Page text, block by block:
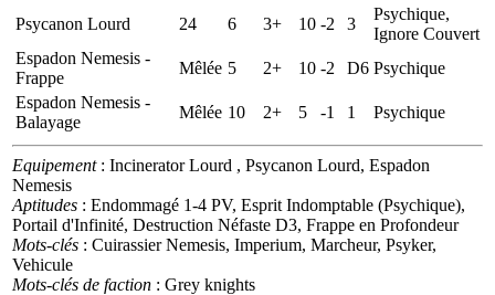
Psycanon Lourd
24 6 3+ 10 -2 3
Psychique,
Ignore Couvert
Espadon Nemesis -
Frappe
Mêlée 5 2+ 10 -2 D6 Psychique
Espadon Nemesis -
Balayage
Mêlée 10 2+ 5 -1 1 Psychique
Equipement: Incinerator Lourd , Psycanon Lourd, Espadon
Nemesis
Aptitudes : Endommagé 1-4 PV, Esprit Indomptable (Psychique),
Portail d'Infinité, Destruction Néfaste D3, Frappe en Profondeur
Mots-clés : Cuirassier Nemesis, Imperium, Marcheur, Psyker,
Vehicule
Mots-clés de faction : Grey knights